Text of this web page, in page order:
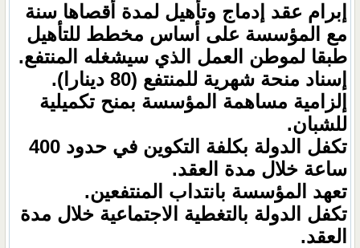
إبرام عقد إدماج وتأهيل لمدة أقصاها سنة
مع المؤسسة على أساس مخطط للتأهيل
طبقا لموطن العمل الذي سيشغله المنتفع.
إسناد منحة شهرية للمنتفع (80 دينارا).
إلزامية مساهمة المؤسسة بمنح تكميلية
للشبان.
تكفل الدولة بكلفة التكوين في حدود 400
ساعة خلال مدة العقد.
تعهد المؤسسة بانتداب المنتفعين.
تكفل الدولة بالتغطية الاجتماعية خلال مدة
العقد.